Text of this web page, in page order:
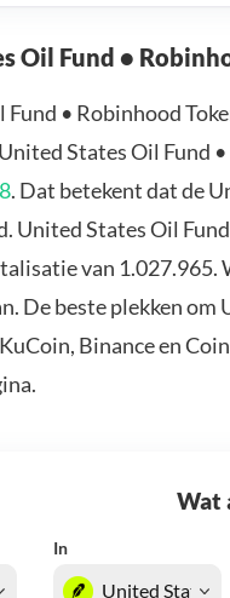
Oil Fund •
• Robinhood
States Oil Fund
. Dat betekent dat de
United States Oil
van 1.027.965.
De beste plekken
Binance en
Wat
In